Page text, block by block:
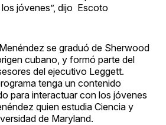
jóvenes”, dijo Escoto
se graduó de Sherwood
cubano, y formó parte del
del ejecutivo Leggett.
tenga un contenido
para interactuar con los jóvenes
quien estudia Ciencia y
de Maryland.